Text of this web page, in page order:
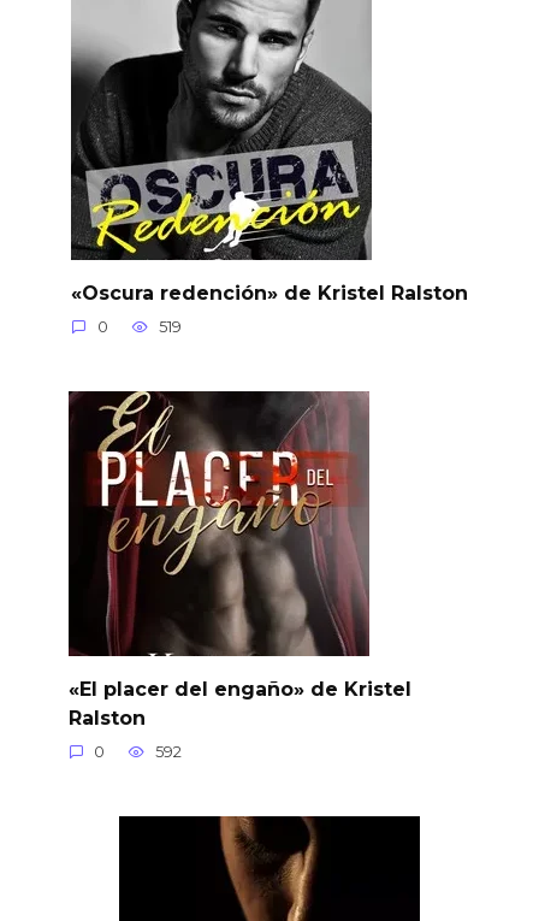
«Oscura redención» de Kristel Ralston
0 519
«El placer del engaño» de Kristel
Ralston
0 592